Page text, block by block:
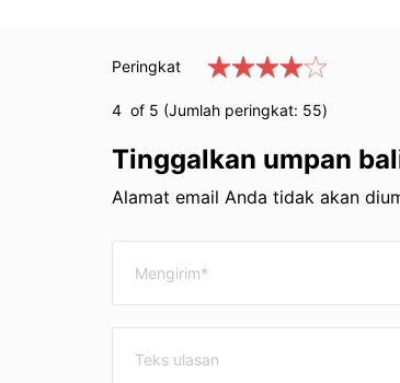
Peringkat
4 of 5 (Jumlah peringkat: 55)
Tinggalkan umpan
Alamat email Anda tidak akan